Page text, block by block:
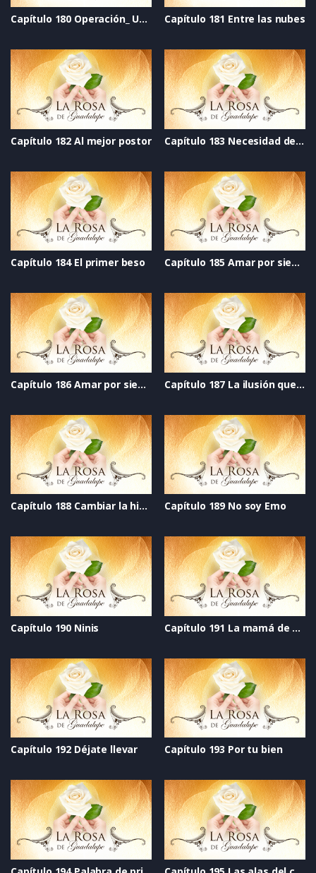
Capítulo 180 Operación_ Un galán para mamá Capítulo 181 Entre las nubes
Capítulo 182 Al mejor postor Capítulo 183 Necesidad de amor
Capítulo 184 El primer beso Capítulo 185 Amar por siempre_ Parte 1
Capítulo 186 Amar por siempre_ Parte 2 Capítulo 187 La ilusión que vive al lado
Capítulo 188 Cambiar la historia Capítulo 189 No soy Emo
Capítulo 190 Ninis Capítulo 191 La mamá de mi mejor amigo
Capítulo 192 Déjate llevar Capítulo 193 Por tu bien